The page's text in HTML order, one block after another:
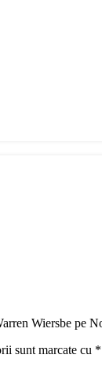
Wiersbe pe
sunt marcate cu *